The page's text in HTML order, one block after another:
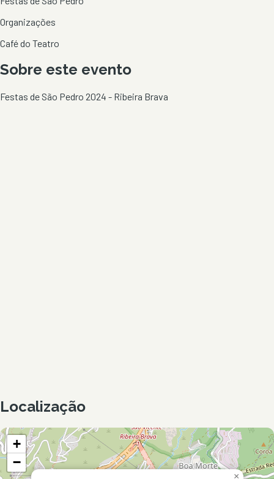
Organizações
Café do Teatro
Sobre este evento
Festas de São Pedro 2024 - Ribeira Brava
Localização
×
+
−